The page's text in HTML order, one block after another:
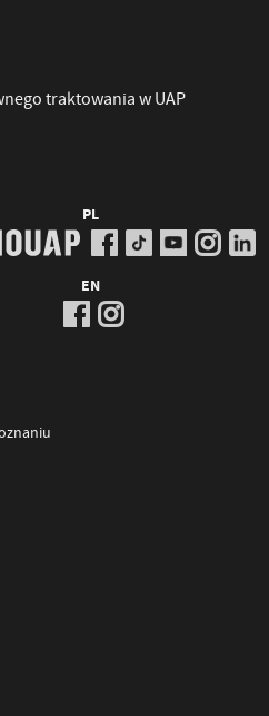
traktowania w UAP
PL
EN